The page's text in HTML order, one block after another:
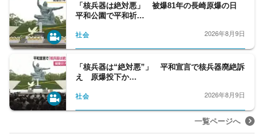
「核兵器は絶対悪」 被爆81年の長崎原爆の日
平和公園で平和祈…
社会 2026年8月9日
「核兵器は“絶対悪”」 平和宣言で核兵器廃絶訴
え 原爆投下か…
社会 2026年8月9日
一覧ページへ